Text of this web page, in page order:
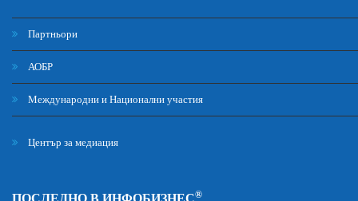
Партньори
АОБР
Международни и Национални участия
Център за медиация
ПОСЛЕДНО В ИНФОБИЗНЕС®